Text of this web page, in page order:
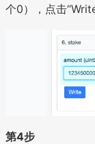
个0），点击
第4步